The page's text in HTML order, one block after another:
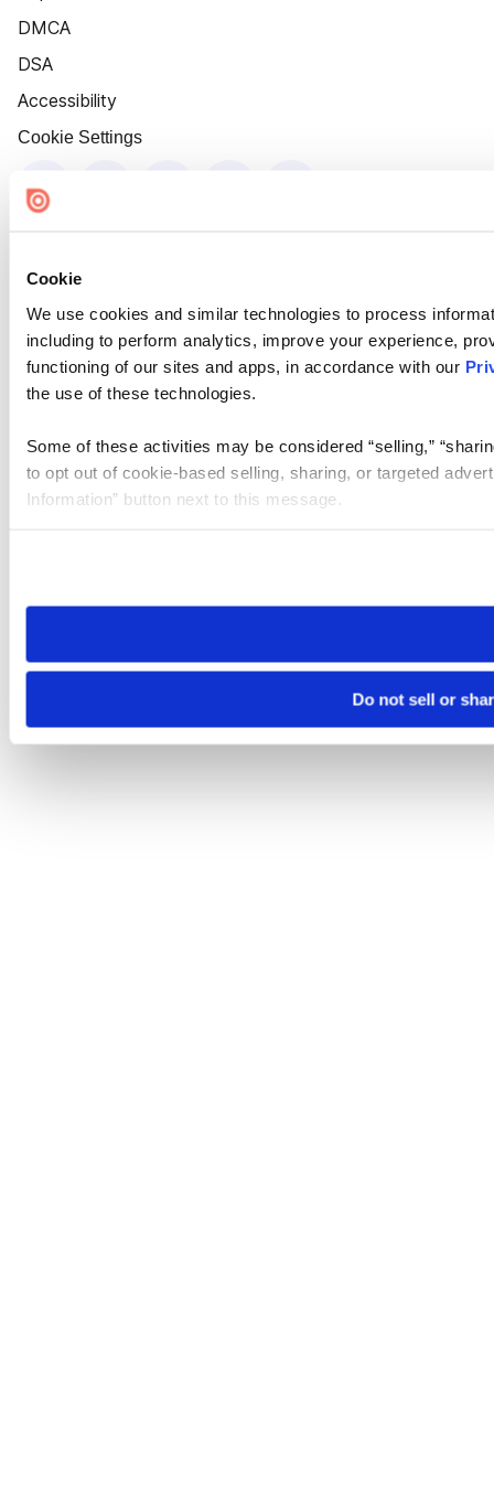
Cookie
We use cookies and similar technologies to process
including to perform analytics, improve your experience,
functioning of our sites and apps, in accordance with our
the use of these technologies.
Some of these activities may be considered “selling,”
to opt out of cookie-based selling, sharing, or targeted
Information” button next to this message.
need to be set again.
Do not sell or
DMCA
DSA
Accessibility
Cookie Settings